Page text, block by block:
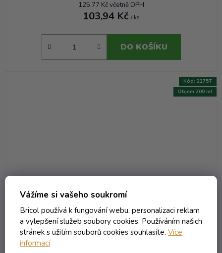
Vážíme si vašeho soukromí
Bricol používá k fungování webu, personalizaci reklam
a vylepšení služeb soubory cookies. Používáním našich
stránek s užitím souborů cookies souhlasíte. Více
informací
125,77 Kč včetně DPH
103,94 Kč / ks
DO KOŠÍKU
Láhev Vreckorum - 0.20 bezbarevná + obtisk
Objem 200 ml
Kód: 2275T